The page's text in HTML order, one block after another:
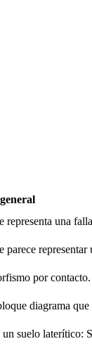
una
representar
por contacto.
diagrama que
suelo laterítico: